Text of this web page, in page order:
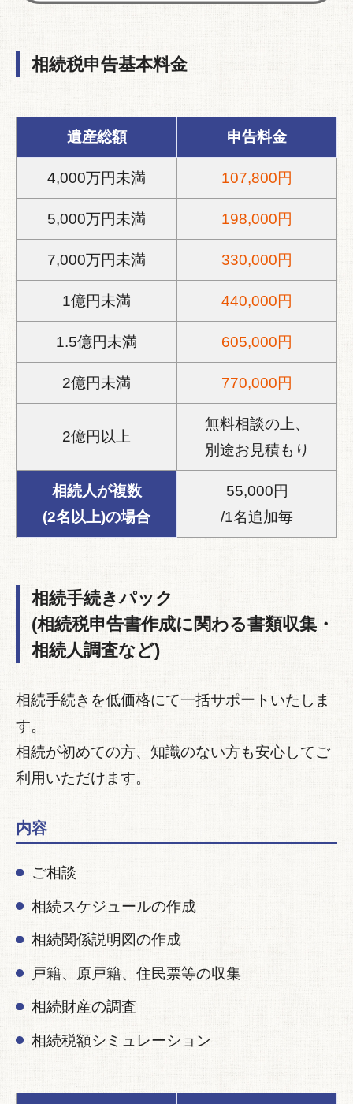
相続税申告基本料金
遺産総額 申告料金
4,000万円未満 107,800円
5,000万円未満 198,000円
7,000万円未満 330,000円
1億円未満 440,000円
1.5億円未満 605,000円
2億円未満 770,000円
2億円以上
無料相談の上、
別途お見積もり
相続人が複数
(2名以上)の場合
55,000円
/1名追加毎
相続手続きパック
(相続税申告書作成に関わる書類収集・
相続人調査など)
相続手続きを低価格にて一括サポートいたしま
す。
相続が初めての方、知識のない方も安心してご
利用いただけます。
内容
ご相談
相続スケジュールの作成
相続関係説明図の作成
戸籍、原戸籍、住民票等の収集
相続財産の調査
相続税額シミュレーション